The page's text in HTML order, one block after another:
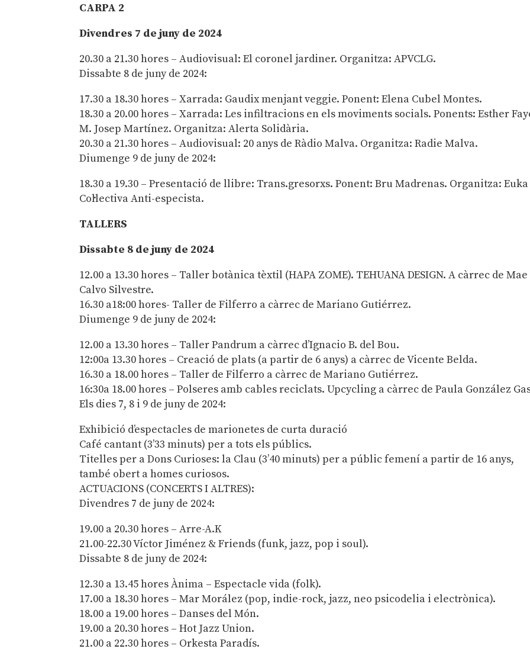
CARPA 2
Divendres 7 de juny de 2024
20.30 a 21.30 hores – Audiovisual: El coronel jardiner. Organitza: APVCLG.
Dissabte 8 de juny de 2024:
17.30 a 18.30 hores – Xarrada: Gaudix menjant veggie. Ponent: Elena Cubel Montes.
18.30 a 20.00 hores – Xarrada: Les infiltracions en els moviments socials. Ponents: Esther
M. Josep Martínez. Organitza: Alerta Solidària.
20.30 a 21.30 hores – Audiovisual: 20 anys de Ràdio Malva. Organitza: Radie Malva.
Diumenge 9 de juny de 2024:
18.30 a 19.30 – Presentació de llibre: Trans.gresorxs. Ponent: Bru Madrenas. Organitza: Euka
Col·lectiva Anti-especista.
TALLERS
Dissabte 8 de juny de 2024
12.00 a 13.30 hores – Taller botànica tèxtil (HAPA ZOME). TEHUANA DESIGN. A càrrec de Mae
Calvo Silvestre.
16.30 a18:00 hores- Taller de Filferro a càrrec de Mariano Gutiérrez.
Diumenge 9 de juny de 2024:
12.00 a 13.30 hores – Taller Pandrum a càrrec d’Ignacio B. del Bou.
12:00a 13.30 hores – Creació de plats (a partir de 6 anys) a càrrec de Vicente Belda.
16.30 a 18.00 hores – Taller de Filferro a càrrec de Mariano Gutiérrez.
16:30a 18.00 hores – Polseres amb cables reciclats. Upcycling a càrrec de Paula González
Els dies 7, 8 i 9 de juny de 2024:
Exhibició d’espectacles de marionetes de curta duració
Café cantant (3’33 minuts) per a tots els públics.
Titelles per a Dons Curioses: la Clau (3’40 minuts) per a públic femení a partir de 16 anys,
també obert a homes curiosos.
ACTUACIONS (CONCERTS I ALTRES):
Divendres 7 de juny de 2024:
19.00 a 20.30 hores – Arre-A.K
21.00-22.30 Víctor Jiménez & Friends (funk, jazz, pop i soul).
Dissabte 8 de juny de 2024:
12.30 a 13.45 hores Ànima – Espectacle vida (folk).
17.00 a 18.30 hores – Mar Morález (pop, indie-rock, jazz, neo psicodelia i electrònica).
18.00 a 19.00 hores – Danses del Món.
19.00 a 20.30 hores – Hot Jazz Union.
21.00 a 22.30 hores – Orkesta Paradís.